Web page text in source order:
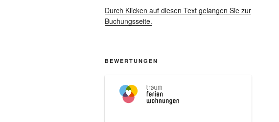
Durch Klicken auf diesen Text gelangen Sie zur
Buchungsseite.
BEWERTUNGEN